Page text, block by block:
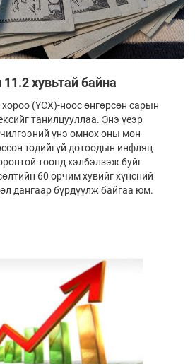
хувьтай байна
(ҮСХ)-ноос өнгөрсөн сарын
танилцууллаа. Энэ үеэр
үнэ өмнөх оны мөн
төдийгүй дотоодын инфляц
тоонд хэлбэлзэж буйг
60 орчим хувийг хүнсний
дангаар бүрдүүлж байгаа юм.